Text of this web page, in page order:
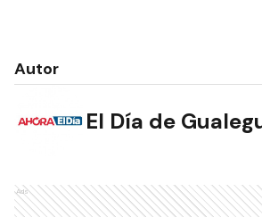
Autor
El Día de
Ads